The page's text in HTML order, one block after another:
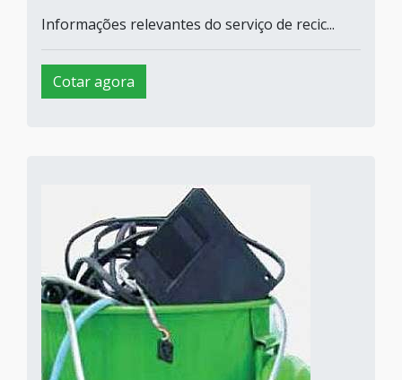
Informações relevantes do serviço de recic...
Cotar agora